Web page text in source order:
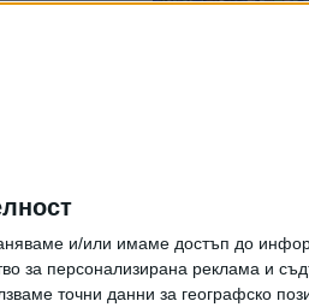
и/или имаме достъп до
за персонализирана реклама и
точни данни за географско
лига